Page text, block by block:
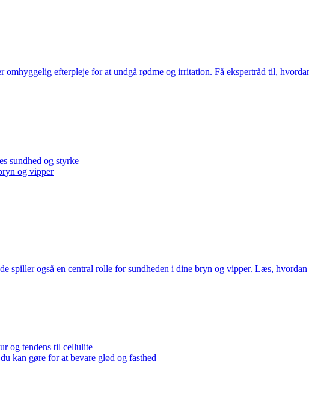
efterpleje for at undgå rødme og irritation. Få ekspertråd til,
sundhed og styrke
og vipper
spiller også en central rolle for sundheden i dine bryn og vipper. Læs,
og tendens til cellulite
kan gøre for at bevare glød og fasthed